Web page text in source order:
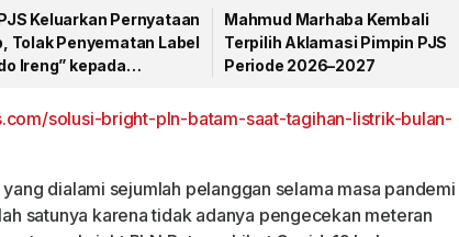
Keluarkan Pernyataan
Tolak Penyematan Label
Ireng” kepada
Mahmud Marhaba Kembali
Terpilih Aklamasi Pimpin PJS
Periode 2026–2027
solusi-bright-pln-batam-saat-tagihan-listrik-bulan-
dialami sejumlah pelanggan selama masa pandemi
satunya karena tidak adanya pengecekan meteran